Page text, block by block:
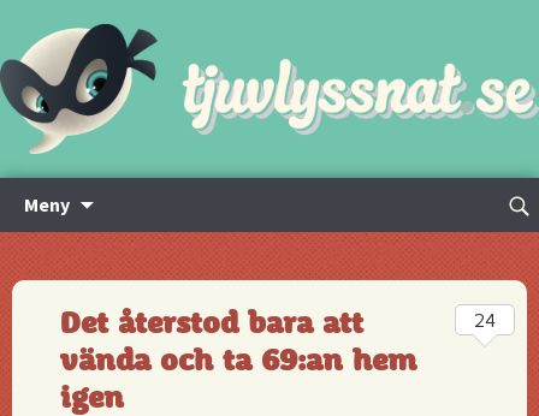
Meny
innehåll
Sök
Det återstod bara att
vända och ta 69:an hem
igen
24